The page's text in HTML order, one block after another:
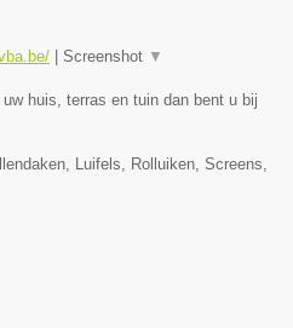
Screenshot ▼
huis, terras en tuin dan bent u bij
Luifels, Rolluiken, Screens,